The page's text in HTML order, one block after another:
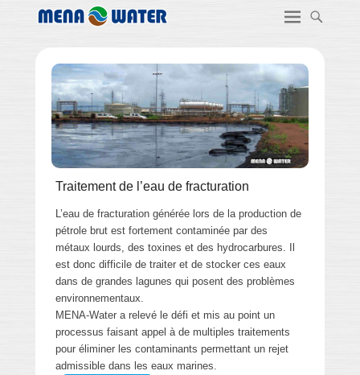
Traitement de l’eau de fracturation
L’eau de fracturation générée lors de la production de
pétrole brut est fortement contaminée par des
métaux lourds, des toxines et des hydrocarbures. Il
est donc difficile de traiter et de stocker ces eaux
dans de grandes lagunes qui posent des problèmes
environnementaux.
MENA-Water a relevé le défi et mis au point un
processus faisant appel à de multiples traitements
pour éliminer les contaminants permettant un rejet
admissible dans les eaux marines.